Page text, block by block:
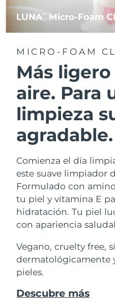
LUNATM Micro-Foam
MICRO-FOAM
Más
aire. Para
limpieza
agradable.
Comienza el día
este suave limpiador
Formulado con
tu piel y vitamina E
hidratación. Tu piel
con apariencia
Vegano, cruelty free,
dermatológicamente
pieles.
Descubre más